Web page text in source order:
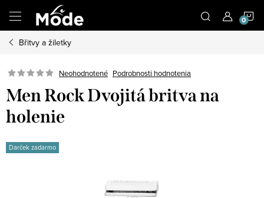
obsah
Břitvy a žiletky
Neohodnotené Podrobnosti hodnotenia
Men Rock Dvojitá britva na
holenie
Darček zadarmo